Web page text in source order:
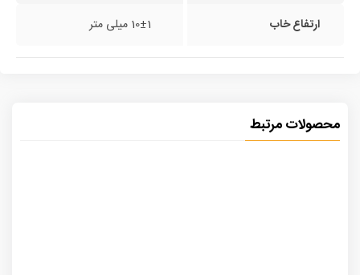
ارتفاع خاب 10±1 میلی متر
محصولات مرتبط